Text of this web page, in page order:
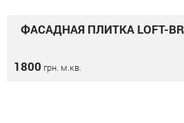
ФАСАДНАЯ ПЛИТКА LOFT-
1800 грн. м.кв.